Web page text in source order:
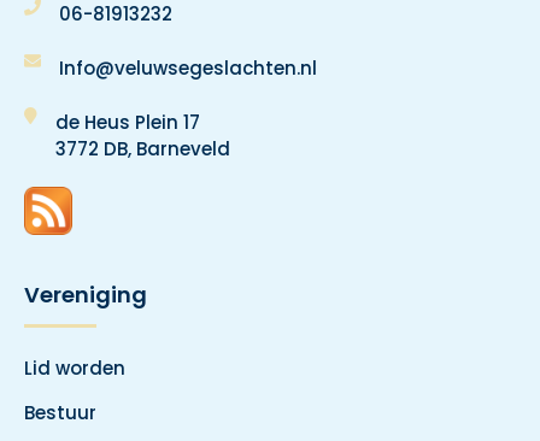
06-81913232
Info@veluwsegeslachten.nl
de Heus Plein 17
3772 DB, Barneveld
Vereniging
Lid worden
Bestuur